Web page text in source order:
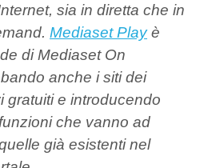
sia in diretta che in
Mediaset Playè
di Mediaset On
anche i siti dei
gratuiti e introducendo
che vanno ad
già esistenti nel